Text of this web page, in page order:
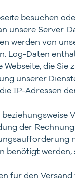
besuchen
unsere Server.
werden von
Log-Daten
Webseite, die
unserer
IP-Adressen
der
benötigt werden,
für den